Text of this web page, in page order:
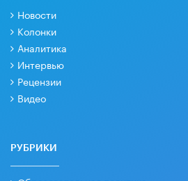
Новости
Колонки
Аналитика
Интервью
Рецензии
Видео
РУБРИКИ